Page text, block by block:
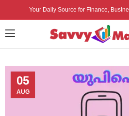
Your Daily Source for Finance,
05
AUG